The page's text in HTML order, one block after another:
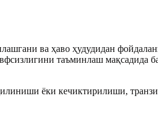
ва ҳаво ҳудудидан
таъминлаш мақсадида
ёки кечиктирилиши,